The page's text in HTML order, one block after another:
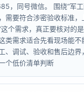
，同号微信。 围绕“军
需要符合涉密验收标准，
个需求，真正要核对的
类需求适合先看现场能不
、调试、验收和售后边界
个低价清单判断